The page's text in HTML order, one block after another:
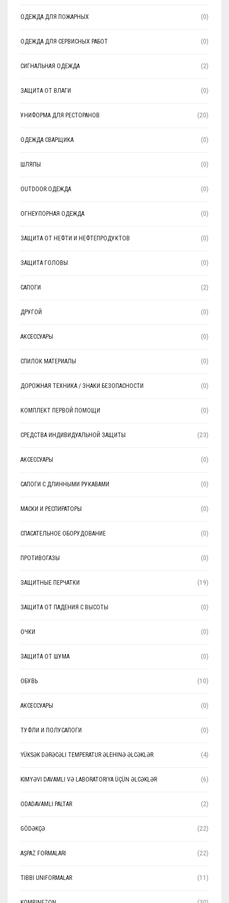
ОДЕЖДА ДЛЯ ПОЖАРНЫХ (0)
ОДЕЖДА ДЛЯ СЕРВИСНЫХ РАБОТ (0)
СИГНАЛЬНАЯ ОДЕЖДА (2)
ЗАЩИТА ОТ ВЛАГИ (0)
УНИФОРМА ДЛЯ РЕСТОРАНОВ (20)
ОДЕЖДА СВАРЩИКА (0)
ШЛЯПЫ (0)
OUTDOOR ОДЕЖДА (0)
ОГНЕУПОРНАЯ ОДЕЖДА (0)
ЗАЩИТА ОТ НЕФТИ И НЕФТЕПРОДУКТОВ (0)
ЗАЩИТА ГОЛОВЫ (0)
САПОГИ (2)
ДРУГОЙ (0)
АКСЕССУАРЫ (0)
СПИЛОК МАТЕРИАЛЫ (0)
ДОРОЖНАЯ ТЕХНИКА / ЗНАКИ БЕЗОПАСНОСТИ (0)
КОМПЛЕКТ ПЕРВОЙ ПОМОЩИ (0)
СРЕДСТВА ИНДИВИДУАЛЬНОЙ ЗАЩИТЫ (23)
АКСЕССУАРЫ (0)
САПОГИ С ДЛИННЫМИ РУКАВАМИ (0)
МАСКИ И РЕСПИРАТОРЫ (0)
СПАСАТЕЛЬНОЕ ОБОРУДОВАНИЕ (0)
ПРОТИВОГАЗЫ (0)
ЗАЩИТНЫЕ ПЕРЧАТКИ (19)
ЗАЩИТА ОТ ПАДЕНИЯ С ВЫСОТЫ (0)
ОЧКИ (0)
ЗАЩИТА ОТ ШУМА (0)
ОБУВЬ (10)
АКСЕССУАРЫ (0)
ТУФЛИ И ПОЛУСАПОГИ (0)
YÜKSƏK DƏRƏCƏLI TEMPERATUR ƏLEHINƏ ƏLCƏKLƏR (4)
KIMYƏVI DAVAMLI VƏ LABORATORIYA ÜÇÜN ƏLCƏKLƏR (6)
ODADAVAMLI PALTAR (2)
GÖDƏKÇƏ (22)
AŞPAZ FORMALARI (22)
TIBBI UNIFORMALAR (11)